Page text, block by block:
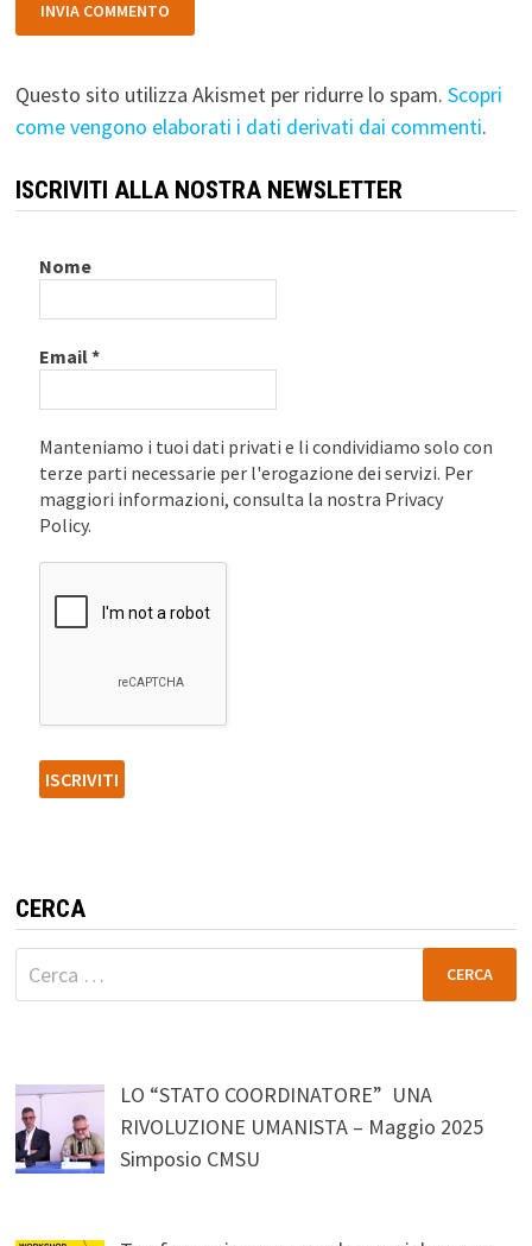
Questo sito utilizza Akismet per ridurre lo spam. Scopri
come vengono elaborati i dati derivati dai commenti.
ISCRIVITI ALLA NOSTRA NEWSLETTER
Nome
Email*
Manteniamo i tuoi dati privati e li condividiamo solo con
terze parti necessarie per l'erogazione dei servizi. Per
maggiori informazioni, consulta la nostra Privacy
Policy.
CERCA
Ricerca
per:
LO “STATO COORDINATORE” UNA
RIVOLUZIONE UMANISTA – Maggio 2025
Simposio CMSU